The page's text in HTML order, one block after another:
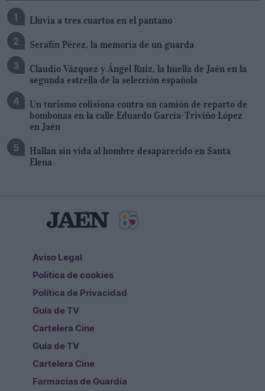
Lluvia a tres cuartos en el pantano
Serafín Pérez, la memoria de un guarda
Claudio Vázquez y Ángel Ruiz, la huella de Jaén en la
segunda estrella de la selección española
Un turismo colisiona contra un camión de reparto de
bombonas en la calle Eduardo García-Triviño López
en Jaén
Hallan sin vida al hombre desaparecido en Santa
Elena
Aviso Legal
Politica de cookies
Política de Privacidad
Guía de TV
Cartelera Cine
Guía de TV
Cartelera Cine
Farmacias de Guardia